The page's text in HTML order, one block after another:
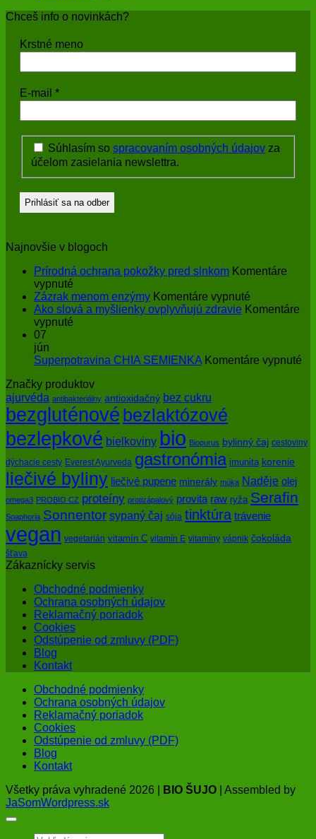
Chceš info o novinkách?
Krstné meno
E-mail *
Súhlasím so spracovaním osobných údajov za
účelom zasielania newslettra.
Najnovšie v blogoch
Prírodná ochrana pokožky pred slnkom Komentáre
vypnuté
Prírodná
ochrana
Zázrak menom enzýmy Komentáre vypnuté
Zázrak
Ako slová a myšlienky ovplyvňujú zdravie Komentáre
vypnuté
a
ovplyvňujú
zdravie
07
jún
Superpotravina CHIA SEMIENKA Komentáre vypnuté
Značky produktov
ajurvéda antibakteriálny antioxidačný bez cukru
bezgluténové bezlaktózové
bezlepkové bielkoviny bio Biopurus bylinný čaj cestoviny
dýchacie cesty Everest Ayurveda gastronómia imunita korenie
liečivé byliny liečivé pupene minerály múka Naděje olej
omega3 PROBIO CZ proteíny protizápalový provita raw ryža Serafin
Soaphoria Sonnentor sypaný čaj sója tinktúra trávenie
vegan vegetarián vitamín C vitamín E vitamíny vápnik čokoláda
šťava
Zákaznícky servis
Obchodné podmienky
Ochrana osobných údajov
Reklamačný poriadok
Cookies
Odstúpenie od zmluvy (PDF)
Blog
Kontakt
Obchodné podmienky
Ochrana osobných údajov
Reklamačný poriadok
Cookies
Odstúpenie od zmluvy (PDF)
Blog
Kontakt
Všetky práva vyhradené 2026 |
BIO ŠUJO | Assembled by
JaSomWordpress.sk